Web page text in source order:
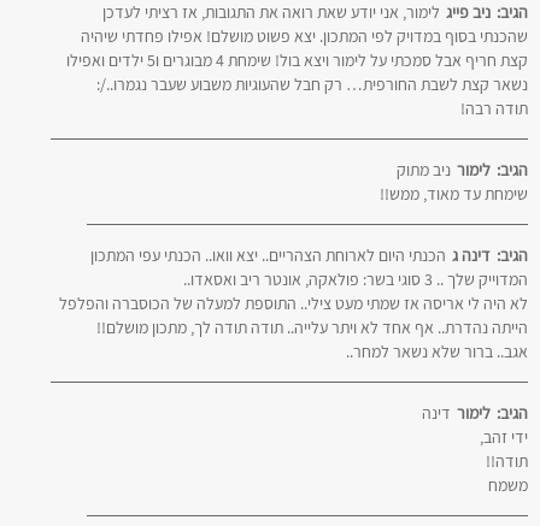
ניב פייג הגיב:
לימור, אני יודע שאת רואה את התגובות, אז רציתי לעדכן
שהכנתי בסוף במדויק לפי המתכון. יצא פשוט מושלם! אפילו פחדתי שיהיה
קצת חריף אבל סמכתי על לימור ויצא בול! שימחת 4 מבוגרים ו5 ילדים ואפילו
נשאר קצת לשבת החורפית… רק חבל שהעוגיות משבוע שעבר נגמרו../:
תודה רבה!
לימור הגיב:
ניב מתוק
שימחת עד מאוד, ממש!!
דינה ג הגיב:
הכנתי היום לארוחת הצהריים.. יצא וואו.. הכנתי עפי המתכון
המדוייק שלך .. 3 סוגי בשר: פולאקה, אונטר ריב ואסאדו..
לא היה לי אריסה אז שמתי מעט צילי.. התוספת למעלה של הכוסברה והפלפל
הייתה נהדרת.. אף אחד לא ויתר עלייה.. תודה תודה לך, מתכון מושלם!!
אגב.. ברור שלא נשאר למחר..
לימור הגיב:
דינה
ידי זהב,
תודה!!
משמח